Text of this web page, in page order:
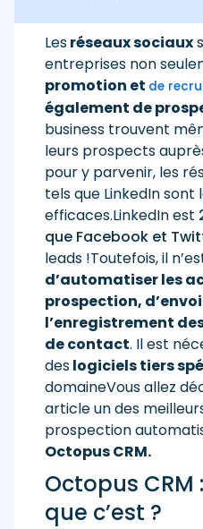
Lesréseaux sociaux
entreprises non
promotion et de
également de
business trouvent
leurs prospects
pour y parvenir, les
tels que LinkedIn sont
efficaces.LinkedIn est
que Facebook et
leads !Toutefois, il
d’automatiser les
prospection,
l’enregistrement
de contact. Il est
deslogiciels tiers
domaineVous allez
article un des
prospection
Octopus CRM.
Octopus CRM
que c’est ?